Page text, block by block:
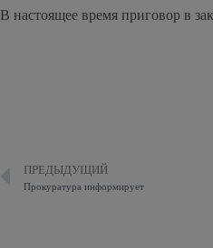
В настоящее время приговор в
ПРЕДЫДУЩИЙ
Прокуратура информирует